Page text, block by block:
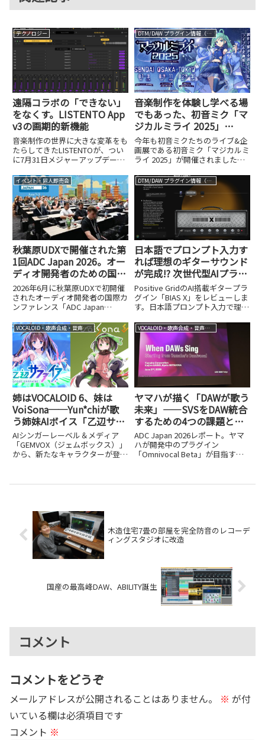
テクノロジー
遠隔コラボの「できない」
をなくす。LISTENTO App
v3の画期的新機能
音楽制作の世界に大きな変革をも
たらしてきたLISTENTOが、つい
に7月31日メジャーアップデート
Studiosの一部である
Audiomoversが開発するこの遠
隔コラボレーションツールは、世
界中どこか...
DTM/DAW プラグイン情報（VST AU AAX）
音楽制作を体験し学べる場
でもあった、初音ミク「マ
ジカルミライ 2025」
TOKYO イベントレポート
今年も初音ミクたちのライブ&企
画展である初音ミク「マジカルミ
ライ 2025」が開催されました。8
ラザ・仙台駅周辺)、8月9日～11
日はOSAKA（インテックス大
阪）、そして8月29日～31日は
TOKYO...
イベント・同人即売会
秋葉原UDXで開催された第
1回ADC Japan 2026。オー
ディオ開発者のための国際
カンファレンスがついに日
本上陸
2026年6月に秋葉原UDXで初開催
されたオーディオ開発者の国際カ
ンファレンス「ADC Japan
DSP、AI×オーディオ、MIDI 2.0
など最前線の話題や、
Dreamtonics開発のAI同時通訳シ
ステムまで詳しく紹介します。
DTM/DAW プラグイン情報（VST AU AAX）
日本語でプロンプト入力す
れば理想のギターサウンド
が完成!? 次世代型AIプラグ
イン、Positive Grid「BIAS
X」。3/31まで18,120円
Positive GridのAI搭載ギタープラ
グイン「BIAS X」をレビューしま
す。日本語プロンプト入力で理想
月31日までの18,120円セール情
報を紹介します。
VOCALOID・歌声合成・音声合成
姉はVOCALOID 6、妹は
VoiSona──Yun*chiが歌
う姉妹AIボイス「乙辺サフ
ァイア」「乙辺ヒスイ」誕
生。アニメ化も視野に展開
AIシンガーレーベル＆メディア
「GEMVOX（ジェムボックス）」
から、新たなキャラクターが登場
「乙辺サファイア」とVoiSonaの
VOCALOID・歌声合成・音声合成
ヤマハが描く「DAWが歌う
未来」——SVSをDAW統合
するための4つの課題と
は？【ADC Japan 2026レ
ポート②】
ADC Japan 2026レポート。ヤマ
ハが開発中のプラグイン
「Omnivocal Beta」が目指す、
む4つの技術課題と解決アプロー
木造住宅7畳の部屋を完全防音のレコーデ
ィングスタジオに改造
国産の最高峰DAW、ABILITY誕生
コメント
コメントをどうぞ
メールアドレスが公開されることはありません。 ※ が付
いている欄は必須項目です
コメント ※